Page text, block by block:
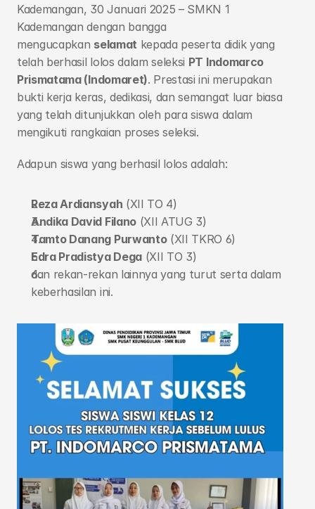
Agribisnis Pertanian dan Holtikultura
Teknik Kendaraan Otomotif
Agribisnis Perikanan Air Tawar
Bisnis Digital
Teknik Jaringan Komputer dan
Telekomunikasi
Animasi
Alfamart Class
Kademangan, 30 Januari 2025 – SMKN 1
Kademangan dengan bangga
mengucapkan selamat kepada peserta didik yang
telah berhasil lolos dalam seleksi PT Indomarco
Prismatama (Indomaret). Prestasi ini merupakan
bukti kerja keras, dedikasi, dan semangat luar biasa
yang telah ditunjukkan oleh para siswa dalam
mengikuti rangkaian proses seleksi.
Adapun siswa yang berhasil lolos adalah:
Reza Ardiansyah (XII TO 4)
Andika David Filano (XII ATUG 3)
Tamto Danang Purwanto (XII TKRO 6)
Edra Pradistya Dega (XII TO 3)
dan rekan-rekan lainnya yang turut serta dalam
keberhasilan ini.